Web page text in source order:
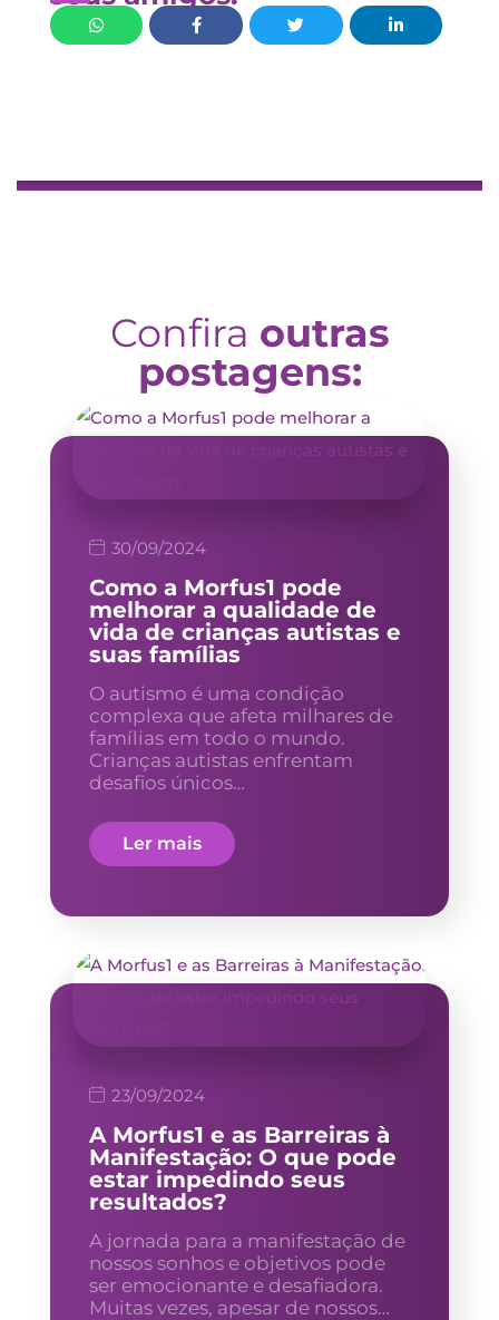
Confira outras
postagens:
30/09/2024
Como a Morfus1 pode
melhorar a qualidade de
vida de crianças autistas e
suas famílias
O autismo é uma condição
complexa que afeta milhares de
famílias em todo o mundo.
Crianças autistas enfrentam
desafios únicos…
Ler mais
23/09/2024
A Morfus1 e as Barreiras à
Manifestação: O que pode
estar impedindo seus
resultados?
A jornada para a manifestação de
nossos sonhos e objetivos pode
ser emocionante e desafiadora.
Muitas vezes, apesar de nossos…